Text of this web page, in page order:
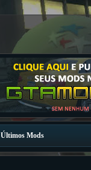
Últimos Mods